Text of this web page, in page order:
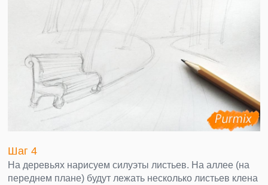
Шаг 4
На деревьях нарисуем силуэты листьев. На аллее (на
переднем плане) будут лежать несколько листьев клена